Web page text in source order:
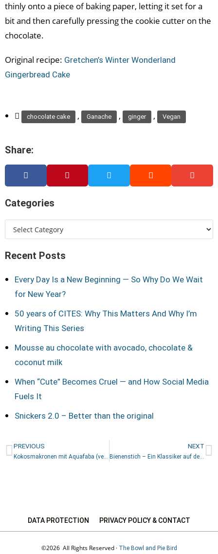
thinly onto a piece of baking paper, letting it set for a
bit and then carefully pressing the cookie cutter on the
chocolate.
Original recipe: Gretchen’s Winter Wonderland
Gingerbread Cake
chocolate cake , Ganache , ginger , Vegan
Share:
Categories
Recent Posts
Every Day Is a New Beginning — So Why Do We Wait
for New Year?
50 years of CITES: Why This Matters And Why I’m
Writing This Series
Mousse au chocolate with avocado, chocolate &
coconut milk
When “Cute” Becomes Cruel — and How Social Media
Fuels It
Snickers 2.0 – Better than the original
PREVIOUS
Kokosmakronen mit Aquafaba (vegan) | Coconut macaroons with Aquafaba (vegan)
NEXT
Bienenstich – Ein Klassiker auf dem Kaffeetisch | Bienenstich – A true classic for Sunday afternoon tea
DATA PROTECTION PRIVACY POLICY & CONTACT
©2026 All Rights Reserved · The Bowl and Pie Bird